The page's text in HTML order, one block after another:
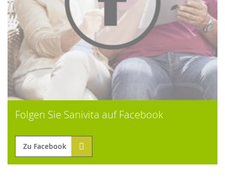
Folgen Sie Sanivita auf Facebook
Zu Facebook